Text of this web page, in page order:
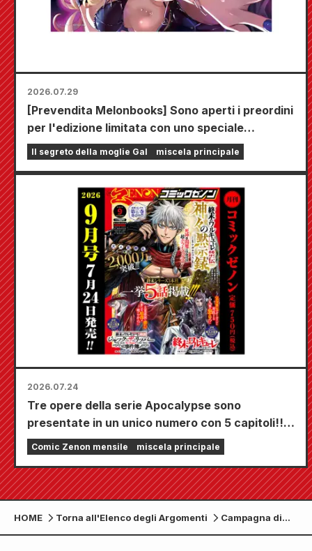
2026.07.29
[Prevendita Melonbooks] Sono aperti i preordini
per l'edizione limitata con uno speciale
tappetino da gioco che raffigura una splendida
illustrazione di Fuyuki Tojo realizzata da Kudou!
Il sesto volume di "The Secret of the Gal Bride"
uscirà il 20 ottobre!
Il segreto della moglie Gal miscela principale
2026.07.24
Tre opere della serie Apocalypse sono
presentate in un unico numero con 5 capitoli!! Il
numero di settembre 2026 di "Monthly Comic
Zenon" sarà in vendita dal 24 luglio!!
Comic Zenon mensile miscela principale
HOME Torna all'Elenco degli Argomenti
Campagna di